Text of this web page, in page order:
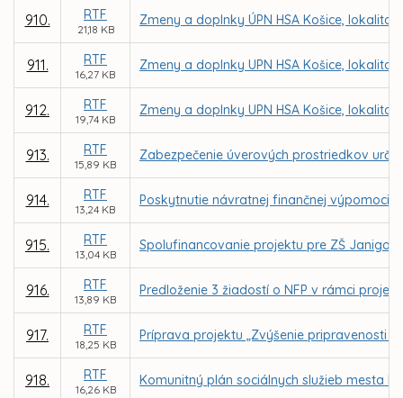
910. RTF
21,18 KB
Zmeny a doplnky ÚPN HSA Košice, lokalita
911. RTF
16,27 KB
Zmeny a doplnky UPN HSA Košice, lokalita
912. RTF
19,74 KB
Zmeny a doplnky UPN HSA Košice, lokalita
913. RTF
15,89 KB
Zabezpečenie úverových prostriedkov
914. RTF
13,24 KB
Poskytnutie návratnej finančnej výpomoci
915. RTF
13,04 KB
Spolufinancovanie projektu pre ZŠ
916. RTF
13,89 KB
Predloženie 3 žiadostí o NFP v rámci
917. RTF
18,25 KB
Príprava projektu „Zvýšenie pripravenosti
918. RTF
16,26 KB
Komunitný plán sociálnych služieb mesta